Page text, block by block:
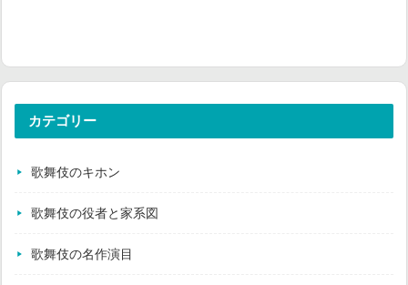
カテゴリー
歌舞伎のキホン
歌舞伎の役者と家系図
歌舞伎の名作演目